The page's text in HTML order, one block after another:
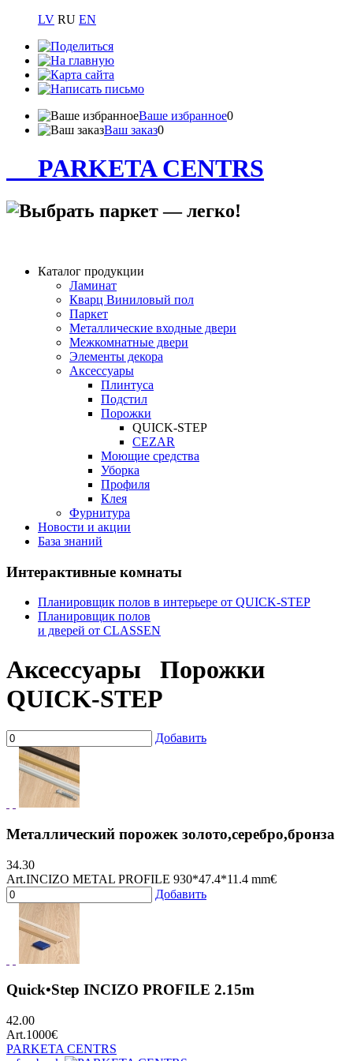
LV RU EN
Ваше избранное0
Ваш заказ0
PARKETA CENTRS
Каталог продукции
Ламинат
Кварц Виниловый пол
Паркет
Металлические входные двери
Межкомнатные двери
Элементы декора
Аксессуары
Плинтуса
Подстил
Порожки
QUICK-STEP
CEZAR
Mоющие средства
Уборка
Профиля
Клея
Фурнитура
Новости и акции
База знаний
Интерактивные комнаты
Планировщик полов в интерьере от QUICK-STEP
Планировщик полов
и дверей от CLASSEN
Аксессуары
Порожки
QUICK-STEP
Добавить
Металлический порожек золото,серебро,бронза
34.30
Art.INCIZO METAL PROFILE 930*47.4*11.4 mm€
Добавить
Quick•Step INCIZO PROFILE 2.15m
42.00
Art.1000€
PARKETA CENTRS